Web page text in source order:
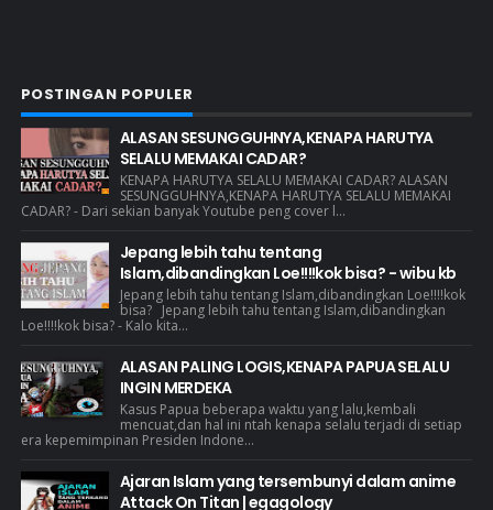
POSTINGAN POPULER
ALASAN SESUNGGUHNYA,KENAPA HARUTYA
SELALU MEMAKAI CADAR?
KENAPA HARUTYA SELALU MEMAKAI CADAR? ALASAN
SESUNGGUHNYA,KENAPA HARUTYA SELALU MEMAKAI
CADAR? - Dari sekian banyak Youtube peng cover l...
Jepang lebih tahu tentang
Islam,dibandingkan Loe!!!!kok bisa? - wibu kb
Jepang lebih tahu tentang Islam,dibandingkan Loe!!!!kok
bisa? Jepang lebih tahu tentang Islam,dibandingkan
Loe!!!!kok bisa? - Kalo kita...
ALASAN PALING LOGIS,KENAPA PAPUA SELALU
INGIN MERDEKA
Kasus Papua beberapa waktu yang lalu,kembali
mencuat,dan hal ini ntah kenapa selalu terjadi di setiap
era kepemimpinan Presiden Indone...
Ajaran Islam yang tersembunyi dalam anime
Attack On Titan | egagology